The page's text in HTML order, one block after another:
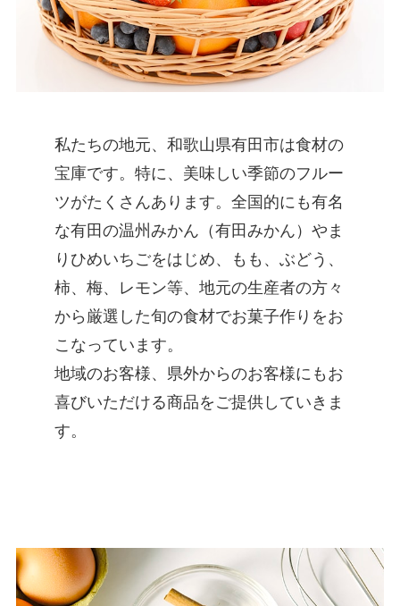
私たちの地元、和歌山県有田市は食材の
宝庫です。特に、美味しい季節のフルー
ツがたくさんあります。全国的にも有名
な有田の温州みかん（有田みかん）やま
りひめいちごをはじめ、もも、ぶどう、
柿、梅、レモン等、地元の生産者の方々
から厳選した旬の食材でお菓子作りをお
こなっています。
地域のお客様、県外からのお客様にもお
喜びいただける商品をご提供していきま
す。